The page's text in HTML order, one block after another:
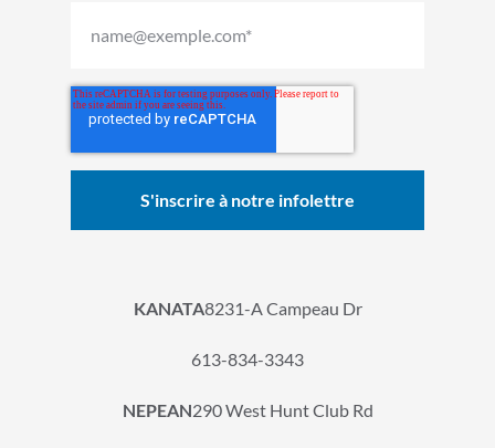
KANATA8231-A Campeau Dr
613-834-3343
NEPEAN290 West Hunt Club Rd